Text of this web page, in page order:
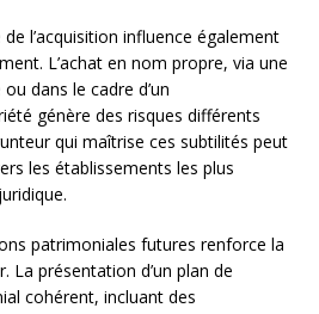
l’acquisition influence également
L’achat en nom propre, via une
dans le cadre d’un
génère des risques différents
qui maîtrise ces subtilités peut
les établissements les plus
patrimoniales futures renforce la
La présentation d’un plan de
cohérent, incluant des